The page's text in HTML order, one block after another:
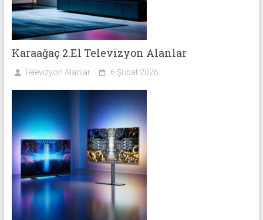
Karaağaç 2.El Televizyon Alanlar
Televizyon Alanlar 6 Şubat 2026